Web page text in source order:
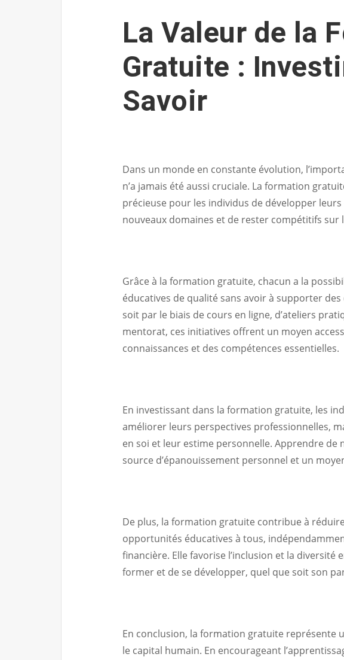
La Valeur de la
Gratuite :
Savoir
Dans un monde en constante évolution,
n’a jamais été aussi cruciale. La formation
précieuse pour les individus de développer
nouveaux domaines et de rester compétitifs sur
Grâce à la formation gratuite, chacun a la
éducatives de qualité sans avoir à supporter
soit par le biais de cours en ligne, d’ateliers
mentorat, ces initiatives offrent un moyen
connaissances et des compétences essentielles.
En investissant dans la formation gratuite, les
améliorer leurs perspectives professionnelles,
en soi et leur estime personnelle. Apprendre de
source d’épanouissement personnel et un
De plus, la formation gratuite contribue à
opportunités éducatives à tous,
financière. Elle favorise l’inclusion et la diversité
former et de se développer, quel que soit son
En conclusion, la formation gratuite représente
le capital humain. En encourageant